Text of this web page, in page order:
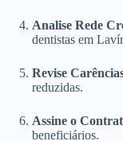
Analise Rede
dentistas em
Revise
reduzidas.
Assine o
beneficiários.